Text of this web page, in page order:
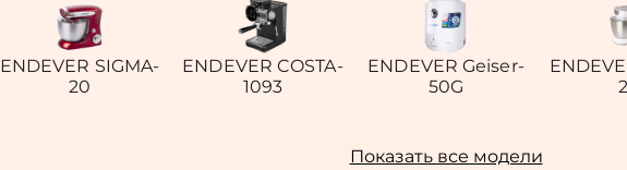
ENDEVER SIGMA-
20
ENDEVER COSTA-
1093
ENDEVER Geiser-
50G
Показать все модели